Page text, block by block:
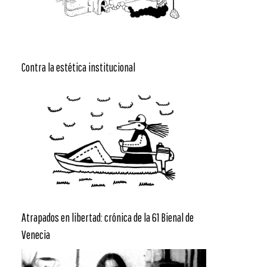
Contra la estética institucional
Atrapados en libertad: crónica de la 61 Bienal de
Venecia